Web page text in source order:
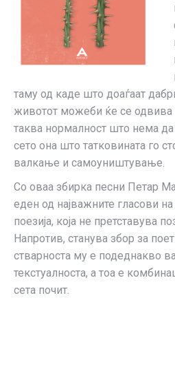
таму од каде што доаѓаат
животот можеби ќе се одвива
таква нормалност што нема
сето она што татковината го
валкање и самоуништување.
Со оваа збирка песни Петар
еден од најважните гласови
поезија, која не претставува
Напротив, станува збор за
стварноста му е подеднакво
текстуалноста, а тоа е
сета почит.